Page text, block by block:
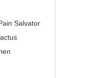
Salvator